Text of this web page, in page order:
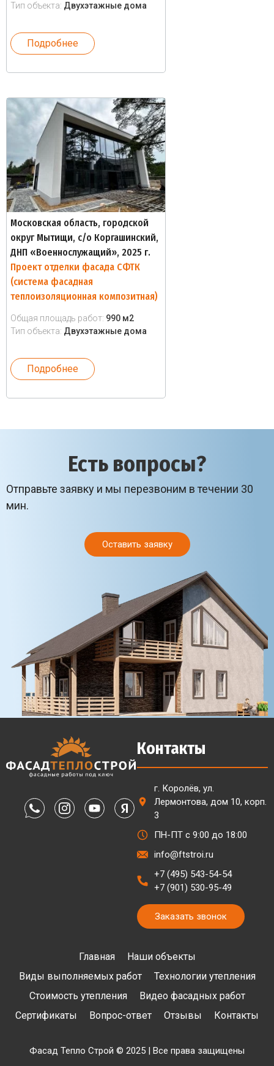
Тип объекта: Двухэтажные дома
Подробнее
Московская область, городской
округ Мытищи, с/о Коргашинский,
ДНП «Военнослужащий», 2025 г.
Проект отделки фасада СФТК
(система фасадная
теплоизоляционная композитная)
Общая площадь работ: 990 м2
Тип объекта: Двухэтажные дома
Подробнее
Есть вопросы?
Отправьте заявку и мы перезвоним в течении 30
мин.
Оставить заявку
Главная
Наши объекты
Виды выполняемых работ
Технологии утепления
Стоимость утепления
Видео фасадных работ
Сертификаты
Вопрос-ответ Отзывы Контакты
Контакты
г. Королёв, ул.
Лермонтова, дом 10, корп.
3
ПН-ПТ с 9:00 до 18:00
info@ftstroi.ru
+7 (495) 543-54-54
+7 (901) 530-95-49
Заказать звонок
Фасад Тепло Строй © 2025 | Все права защищены